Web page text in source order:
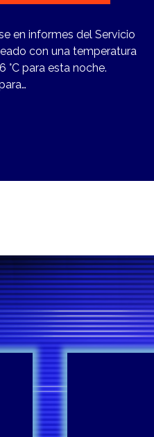
en informes del Servicio
con una temperatura
°C para esta noche.